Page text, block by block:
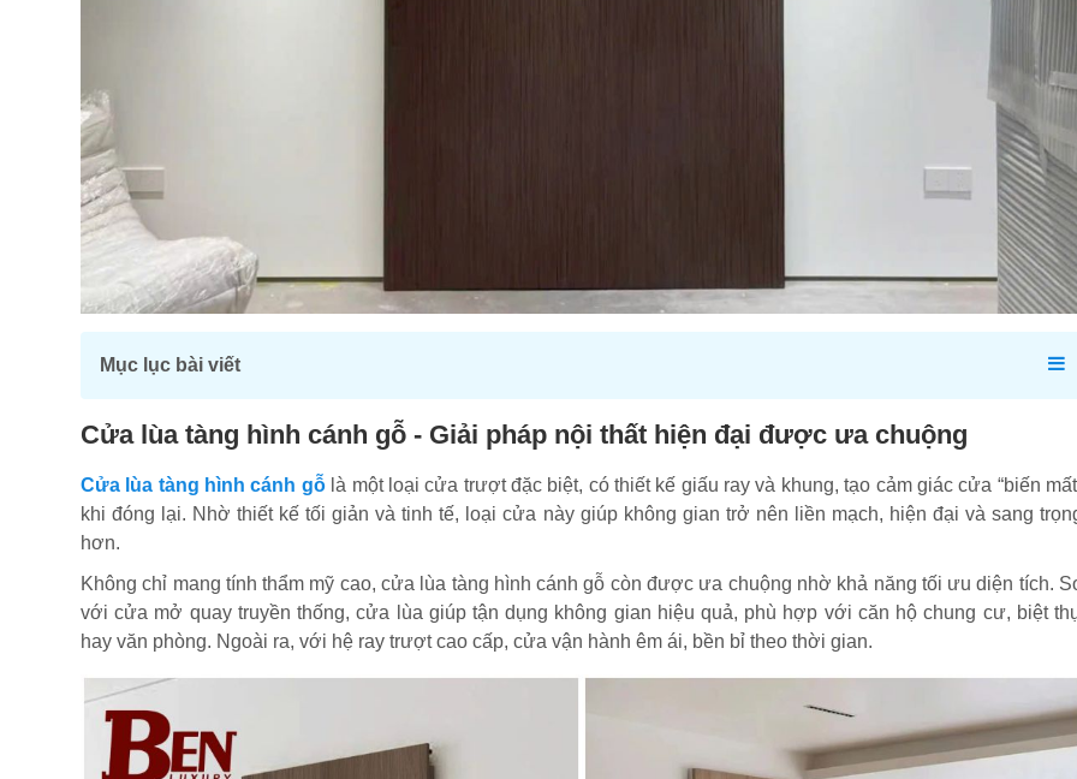
Mục lục bài viết
Cửa lùa tàng hình cánh gỗ - Giải pháp nội thất hiện đại được ưa chuộng
Cửa lùa tàng hình cánh gỗlà một loại cửa trượt đặc biệt, có thiết kế giấu ray và khung, tạo cảm giác cửa “biến
khi đóng lại. Nhờ thiết kế tối giản và tinh tế, loại cửa này giúp không gian trở nên liền mạch, hiện đại và sang
hơn.
Không chỉ mang tính thẩm mỹ cao, cửa lùa tàng hình cánh gỗ còn được ưa chuộng nhờ khả năng tối ưu diện tích.
với cửa mở quay truyền thống, cửa lùa giúp tận dụng không gian hiệu quả, phù hợp với căn hộ chung cư, biệt
hay văn phòng. Ngoài ra, với hệ ray trượt cao cấp, cửa vận hành êm ái, bền bỉ theo thời gian.